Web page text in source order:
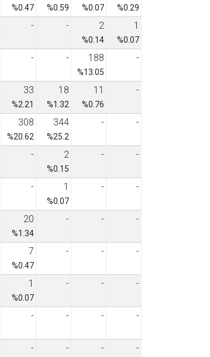
%0.47 %0.59 %0.07 %0.29
- - 2
%0.14
1
%0.07
- - 188
%13.05
-
33
%2.21
18
%1.32
11
%0.76
-
308
%20.62
344
%25.2
- -
- 2
%0.15
- -
- 1
%0.07
- -
20
%1.34
- - -
7
%0.47
- - -
1
%0.07
- - -
- - - -
- - - -